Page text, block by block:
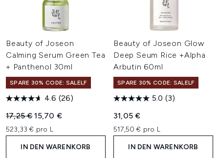
Beauty of Joseon
Calming Serum Green Tea
+ Panthenol 30ml
SPARE 30% CODE: SALELF
4.6 (26)
Unverbindliche Preisempfehlung:
17,25 €Aktueller Preis:
15,70 €
523,33 € pro L
IN DEN WARENKORB
Beauty of Joseon Glow
Deep Seum Rice +Alpha
Arbutin 60ml
SPARE 30% CODE: SALELF
5.0 (3)
31,05 €
517,50 € pro L
IN DEN WARENKORB